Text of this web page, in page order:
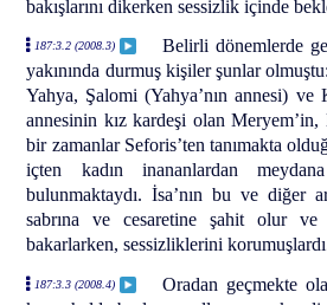
bakışlarını dikerken sessizlik içinde
187:3.2 (2008.3)
Belirli dönemlerde
yakınında durmuş kişiler şunlar
Yahya, Şalomi (Yahya’nın annesi) ve
annesinin kız kardeşi olan
bir zamanlar Seforis’ten tanımakta
içten kadın inananlardan
bulunmaktaydı. İsa’nın bu ve diğer
sabrına ve cesaretine şahit olur ve
bakarlarken, sessizliklerini
187:3.3 (2008.4)
Oradan geçmekte